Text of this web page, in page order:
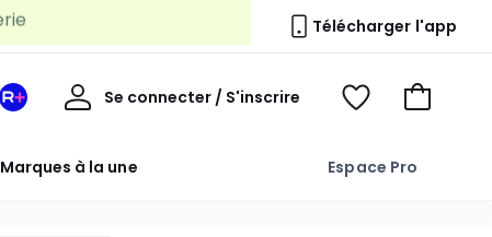
Télécharger l'app
Marques à la une Espace Pro
Mon
Redoute
Se connecter / S'inscrire
Mon
Voir
Voir